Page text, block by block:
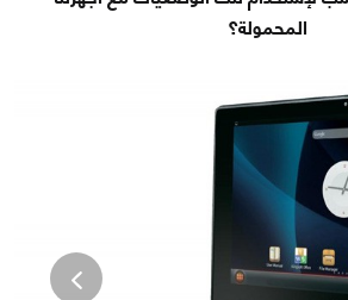
المحمولة؟